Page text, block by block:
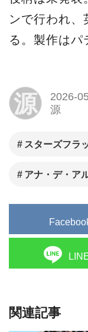
ンで行われ、
る。製作はパ
源
2026-
源
スターズフラ
アナ・デ・ア
関連記事